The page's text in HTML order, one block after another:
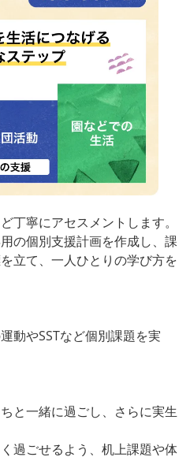
丁寧にアセスメントします。
の個別支援計画を作成し、課
立て、一人ひとりの学び方を
動やSSTなど個別課題を実
と一緒に過ごし、さらに実生
過ごせるよう、机上課題や体